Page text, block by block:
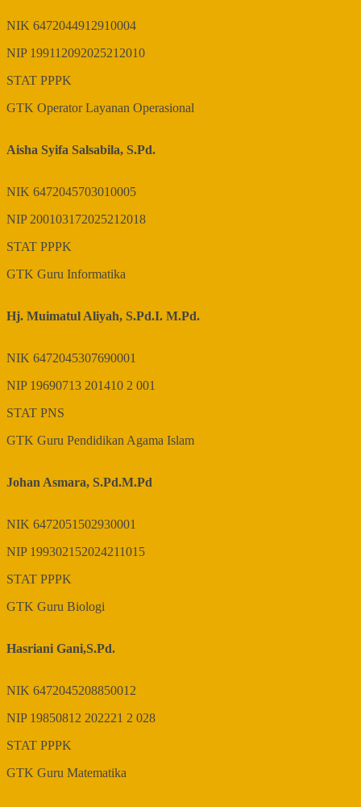
NIK 6472044912910004
NIP 199112092025212010
STAT PPPK
GTK Operator Layanan Operasional
Aisha Syifa Salsabila, S.Pd.
NIK 6472045703010005
NIP200103172025212018
STAT PPPK
GTK Guru Informatika
Hj. Muimatul Aliyah, S.Pd.I. M.Pd.
NIK 6472045307690001
NIP 19690713 201410 2 001
STAT PNS
GTK Guru Pendidikan Agama Islam
Johan Asmara, S.Pd.M.Pd
NIK 6472051502930001
NIP 199302152024211015
STAT PPPK
GTK Guru Biologi
Hasriani Gani,S.Pd.
NIK 6472045208850012
NIP 19850812 202221 2 028
STAT PPPK
GTK Guru Matematika